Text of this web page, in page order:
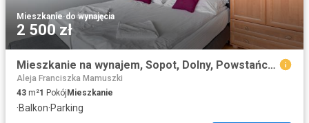
Mieszkanie·do wynajęcia
2 500 zł
Mieszkanie na wynajem, Sopot, Dolny, Powstańców Warszawy
Aleja Franciszka Mamuszki
43 m²1 Pokój Mieszkanie
·Balkon·Parking